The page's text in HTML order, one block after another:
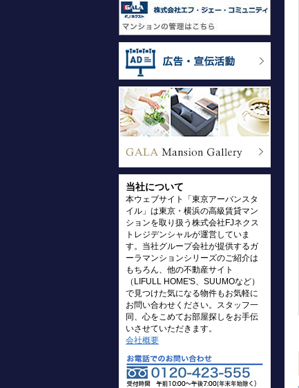
当社について
本ウェブサイト「東京アーバンスタ
イル」は東京・横浜の高級賃貸マン
ションを取り扱う株式会社FJネクス
トレジデンシャルが運営していま
す。当社グループ会社が提供するガ
ーラマンションシリーズのご紹介は
もちろん、他の不動産サイト
（LIFULL HOME'S、SUUMOなど）
で見つけた気になる物件もお気軽に
お問い合わせください。スタッフ一
同、心をこめてお部屋探しをお手伝
いさせていただきます。
会社概要